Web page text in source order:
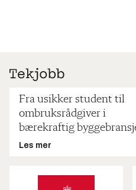
Fra usikker student til
ombruksrådgiver i
bærekraftig
Les mer